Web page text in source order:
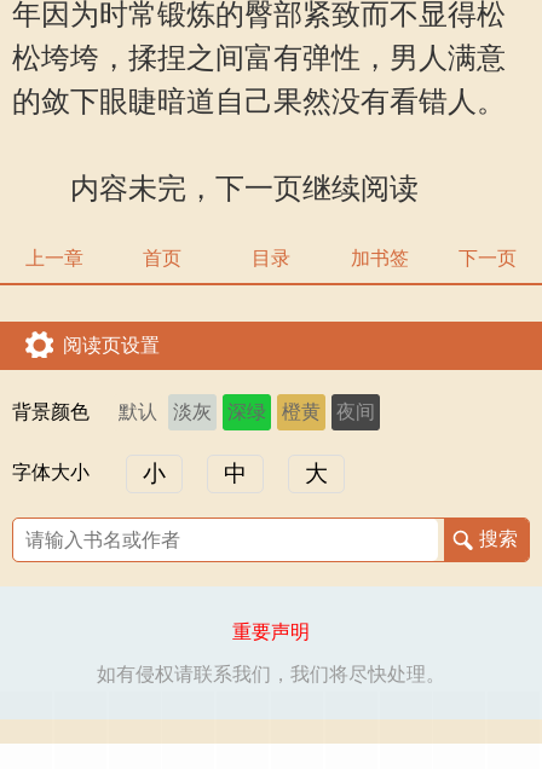
年因为时常锻炼的臀部紧致而不显得松
松垮垮，揉捏之间富有弹性，男人满意
的敛下眼睫暗道自己果然没有看错人。
内容未完，下一页继续阅读
上一章 首页 目录 加书签 下一页
阅读页设置
背景颜色 默认 淡灰 深绿 橙黄 夜间
字体大小 小 中 大
重要声明
如有侵权请联系我们，我们将尽快处理。